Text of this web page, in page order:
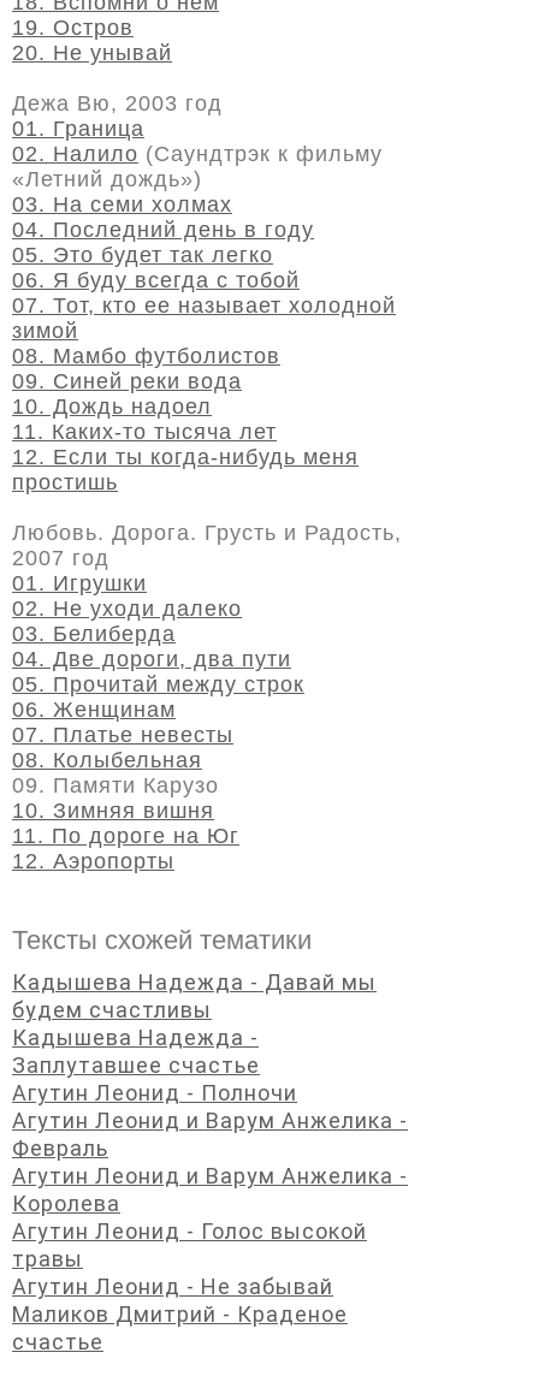
19. Остров
20. Не унывай
Дежа Вю, 2003 год
01. Граница
02. Налило (Саундтрэк к фильму
«Летний дождь»)
03. На семи холмах
04. Последний день в году
05. Это будет так легко
06. Я буду всегда с тобой
07. Тот, кто ее называет холодной
зимой
08. Мамбо футболистов
09. Синей реки вода
10. Дождь надоел
11. Каких-то тысяча лет
12. Если ты когда-нибудь меня
простишь
Любовь. Дорога. Грусть и Радость,
2007 год
01. Игрушки
02. Не уходи далеко
03. Белиберда
04. Две дороги, два пути
05. Прочитай между строк
06. Женщинам
07. Платье невесты
08. Колыбельная
09. Памяти Карузо
10. Зимняя вишня
11. По дороге на Юг
12. Аэропорты
Тексты схожей тематики
Кадышева Надежда - Давай мы
будем счастливы
Кадышева Надежда -
Заплутавшее счастье
Агутин Леонид - Полночи
Агутин Леонид и Варум Анжелика -
Февраль
Агутин Леонид и Варум Анжелика -
Королева
Агутин Леонид - Голос высокой
травы
Агутин Леонид - Не забывай
Маликов Дмитрий - Краденое
счастье